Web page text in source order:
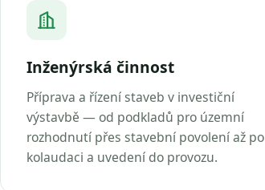
Inženýrská činnost
Příprava a řízení staveb v investiční
výstavbě — od podkladů pro územní
rozhodnutí přes stavební povolení až po
kolaudaci a uvedení do provozu.